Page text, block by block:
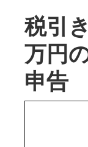
税引
万円
申告